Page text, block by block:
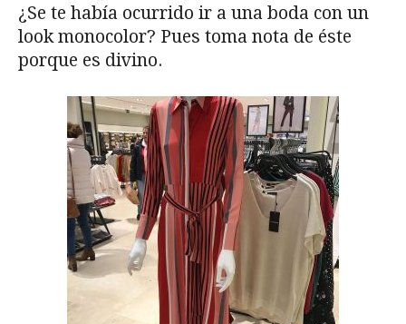
¿Se te había ocurrido ir a una boda con un
look monocolor? Pues toma nota de éste
porque es divino.